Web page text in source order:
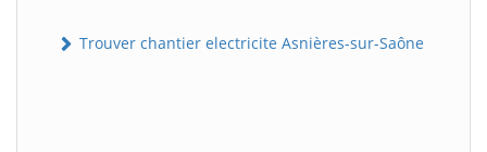
Trouver chantier electricite Asnières-sur-Saône